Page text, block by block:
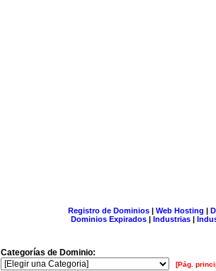
Registro de Dominios| Web Hosting |
Dominios Expirados | Industrias |
Categorías de Dominio:
[Pág.